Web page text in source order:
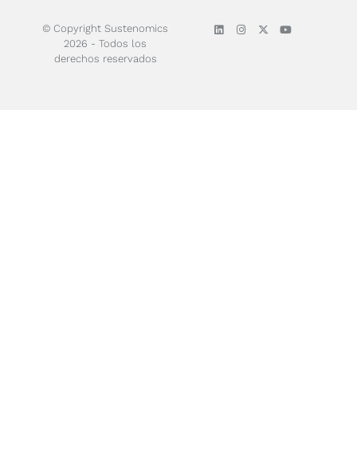
© Copyright Sustenomics
2026 - Todos los
derechos reservados